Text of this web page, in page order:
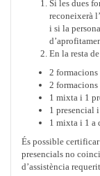
Si les dues
reconeixerà
i si la
En la resta
2 formacions
2 formacions
1 mixta i 1
1 presencial
1 mixta i 1 a
És possible
presencials no
d’assistència